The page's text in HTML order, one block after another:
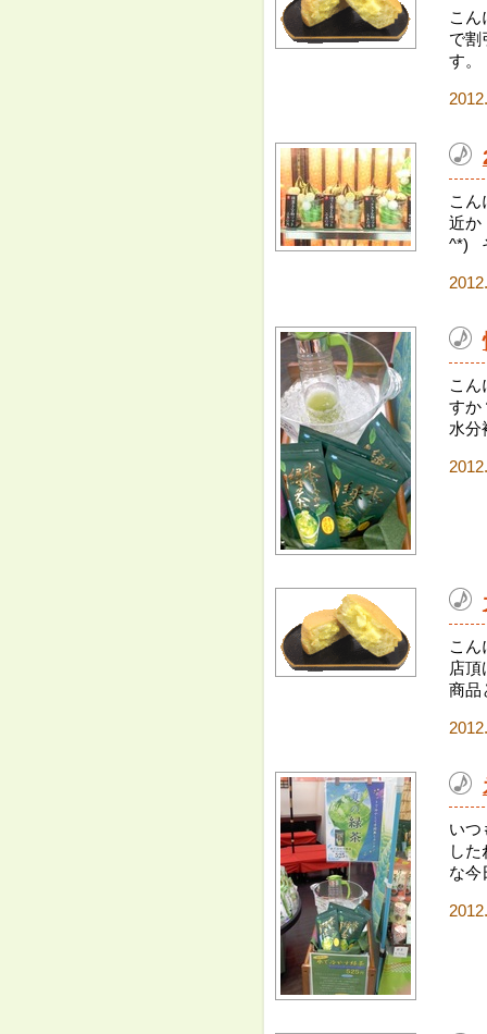
こん
で
す
こん
近か
^*)
こん
すか
水分
こん
店頂
商品
いつ
し
な今